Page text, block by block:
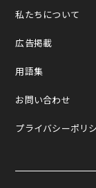
私たちについて
広告掲載
用語集
お問い合わせ
プライバシーポリ